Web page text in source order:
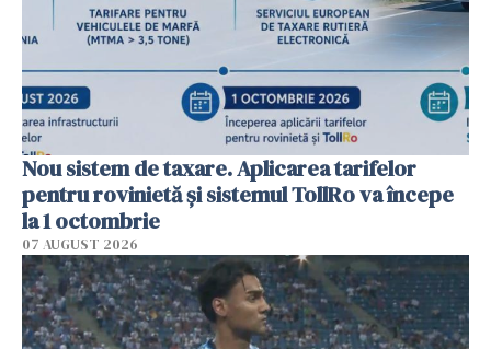
Nou sistem de taxare. Aplicarea tarifelor
pentru rovinietă şi sistemul TollRo va începe
la 1 octombrie
07 AUGUST 2026